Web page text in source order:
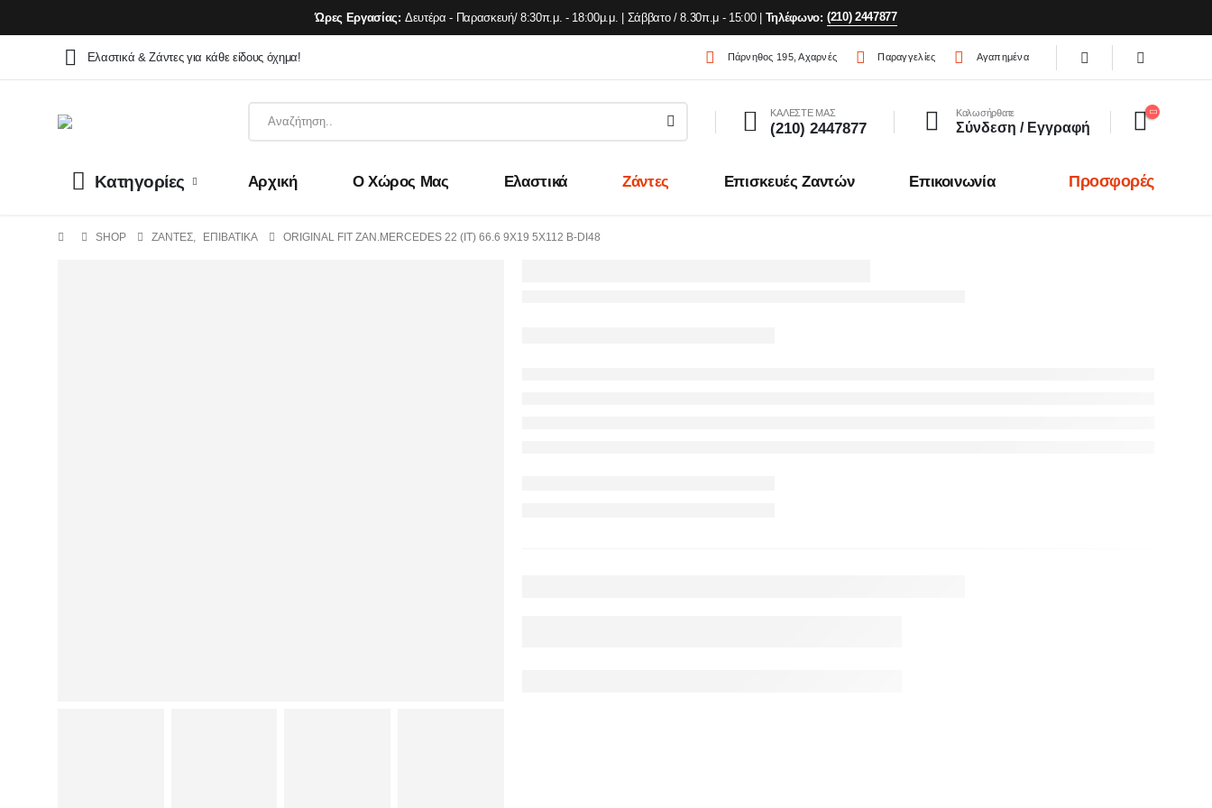
Ώρες Εργασίας: Δευτέρα - Παρασκευή/ 8:30π.μ. - 18:00μ.μ. | Σάββατο / 8.30π.μ - 15:00 | Τηλέφωνο: (210) 2447877
Ελαστικά & Ζάντες για κάθε είδους όχημα! Πάρνηθος 195, Αχαρνές Παραγγελίες Αγαπημένα
ΚΑΛΕΣΤΕ ΜΑΣ
(210) 2447877
Καλωσήρθατε
Σύνδεση / Εγγραφή
Κατηγορίες Αρχική Ο Χώρος Μας Ελαστικά Ζάντες Επισκευές Ζαντών Επικοινωνία Προσφορές
SHOP ΖΆΝΤΕΣ, ΕΠΙΒΑΤΙΚΑ ORIGINAL FIT ZAN.MERCEDES 22 (IT) 66.6 9X19 5X112 B-DI48